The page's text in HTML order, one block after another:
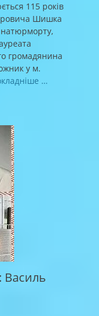
115 років
Шишка
громадянина
у м.
…
Василь